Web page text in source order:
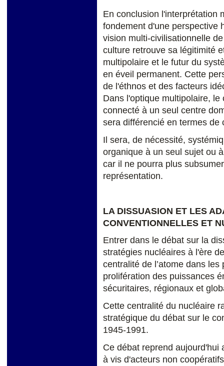
En conclusion l'interprétation
fondement d'une perspective
vision multi-civilisationnelle
culture retrouve sa légitimité
multipolaire et le futur du
en éveil permanent. Cette
de l'éthnos et des facteurs
Dans l'optique multipolaire,
connecté à un seul centre
sera différencié en termes de
Il sera, de nécessité,
organique à un seul sujet ou
car il ne pourra plus
représentation.
LA DISSUASION ET LES
CONVENTIONNELLES ET
Entrer dans le débat sur la
stratégies nucléaires à l'ère
centralité de l’atome dans
prolifération des puissances
sécuritaires, régionaux et
Cette centralité du nucléaire
stratégique du débat sur le
1945-1991.
Ce débat reprend aujourd'hui
à vis d'acteurs non